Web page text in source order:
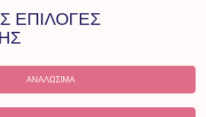
ΕΠΙΛΟΓΕΣ
ΑΝΑΛΏΣΙΜΑ